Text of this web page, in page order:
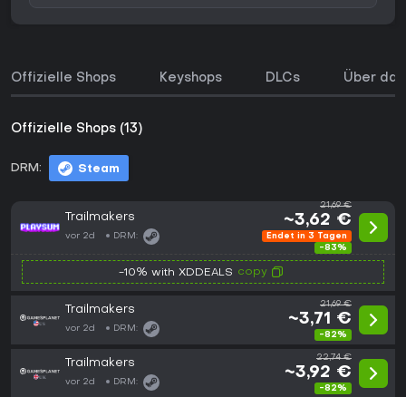
Offizielle Shops Keyshops DLCs Über
Offizielle Shops (13)
DRM: Steam
Trailmakers
vor 2d DRM:
21,69 €
~3,62 €
Endet in 3 Tagen
-83%
-10% with XDDEALS copy
Trailmakers
vor 2d DRM:
21,69 €
~3,71 €
-82%
Trailmakers
vor 2d DRM:
22,74 €
~3,92 €
-82%